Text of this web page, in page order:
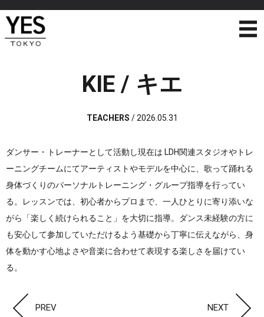
KIE / キエ
TEACHERS /2026.05.31
ダンサー・トレーナーとして活動し現在は LDH関連スタジオやトレ
ーニングチームにてアーティストやモデルを中心に、歌って踊れる
身体づくりのパーソナルトレーニング・グループ指導を行ってい
る。
レッスンでは、初心者からプロまで、一人ひとりに寄り添いな
がら「楽しく続けられること」を大切に指導。
ダンス未経験の方に
も安心して参加していただけるよう基礎から丁寧に伝えながら、身
体を動かす心地よさや音楽に合わせて表現する楽しさを届けてい
る。
PREV NEXT